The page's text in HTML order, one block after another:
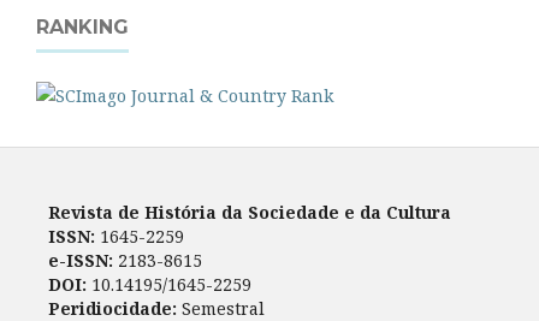
RANKING
Revista de História da Sociedade e da Cultura
ISSN: 1645-2259
e-ISSN: 2183-8615
DOI: 10.14195/1645-2259
Peridiocidade: Semestral